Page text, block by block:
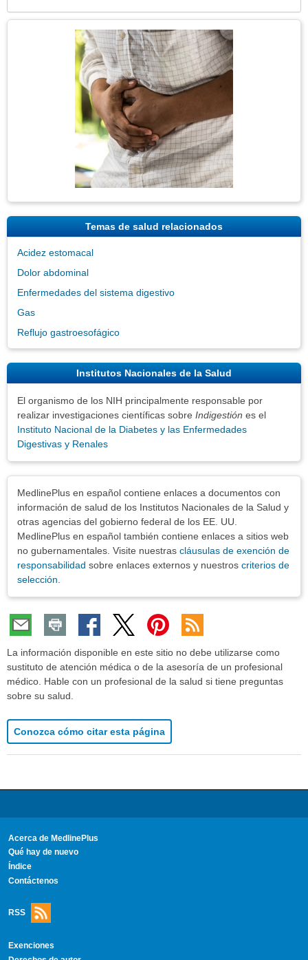
Temas de salud relacionados
Acidez estomacal
Dolor abdominal
Enfermedades del sistema digestivo
Gas
Reflujo gastroesofágico
Institutos Nacionales de la Salud
El organismo de los NIH principalmente responsable por
realizar investigaciones científicas sobre Indigestión es el
Instituto Nacional de la Diabetes y las Enfermedades
Digestivas y Renales
MedlinePlus en español contiene enlaces a documentos con
información de salud de los Institutos Nacionales de la Salud y
otras agencias del gobierno federal de los EE. UU.
MedlinePlus en español también contiene enlaces a sitios web
no gubernamentales. Visite nuestras cláusulas de exención de
responsabilidad sobre enlaces externos y nuestros criterios de
selección
La información disponible en este sitio no debe utilizarse como
sustituto de atención médica o de la asesoría de un profesional
médico. Hable con un profesional de la salud si tiene preguntas
sobre su salud.
Conozca cómo citar esta página
Acerca de MedlinePlus
Qué hay de nuevo
Índice
Contáctenos
RSS
Exenciones